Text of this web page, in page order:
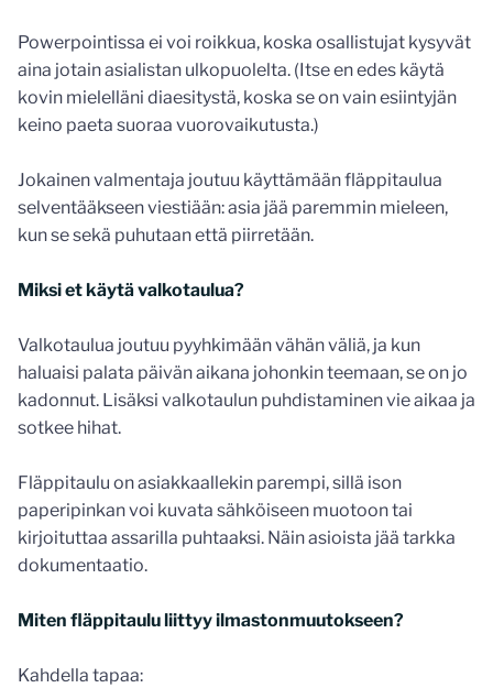
Powerpointissa ei voi roikkua, koska osallistujat kysyvät
aina jotain asialistan ulkopuolelta. (Itse en edes käytä
kovin mielelläni diaesitystä, koska se on vain esiintyjän
keino paeta suoraa vuorovaikutusta.)
Jokainen valmentaja joutuu käyttämään fläppitaulua
selventääkseen viestiään: asia jää paremmin mieleen,
kun se sekä puhutaan että piirretään.
Miksi et käytä valkotaulua?
Valkotaulua joutuu pyyhkimään vähän väliä, ja kun
haluaisi palata päivän aikana johonkin teemaan, se on jo
kadonnut. Lisäksi valkotaulun puhdistaminen vie aikaa ja
sotkee hihat.
Fläppitaulu on asiakkaallekin parempi, sillä ison
paperipinkan voi kuvata sähköiseen muotoon tai
kirjoituttaa assarilla puhtaaksi. Näin asioista jää tarkka
dokumentaatio.
Miten fläppitaulu liittyy ilmastonmuutokseen?
Kahdella tapaa: